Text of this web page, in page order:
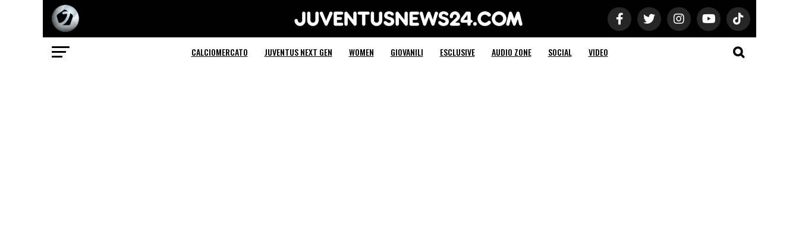
Juventus News 24
CALCIOMERCATO JUVENTUS NEXT GEN WOMEN GIOVANILI ESCLUSIVE AUDIO ZONE SOCIAL VIDEO